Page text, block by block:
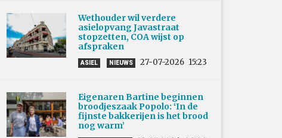
Wethouder wil verdere
asielopvang Javastraat
stopzetten, COA wijst op
afspraken
ASIEL NIEUWS 27-07-2026 15:23
Eigenaren Bartine beginnen
broodjeszaak Popolo: ‘In de
fijnste bakkerijen is het brood
nog warm’